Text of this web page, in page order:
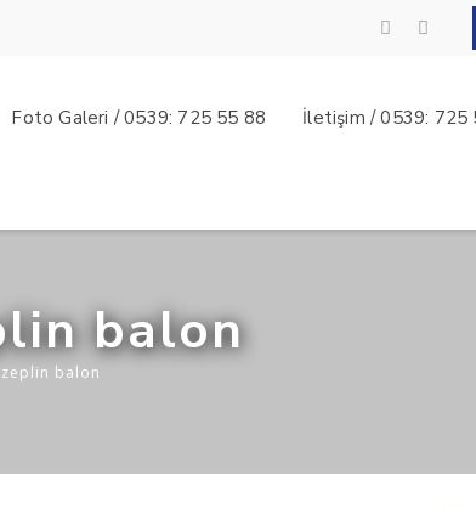
Foto Galeri / 0539: 725 55 88 İletişim / 0539: 725
balon
balon